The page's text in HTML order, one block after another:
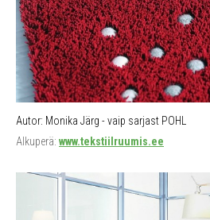
Autor: Monika Järg - vaip sarjast POHL
Alkuperä: www.tekstiilruumis.ee